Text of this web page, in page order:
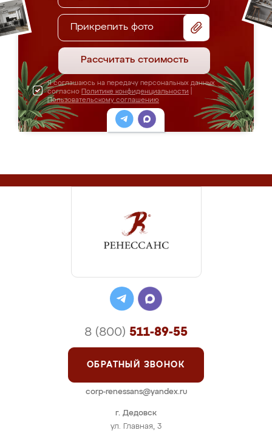
Прикрепить фото
Рассчитать стоимость
Я соглашаюсь на передачу персональных данных
согласно Политике конфиденциальности
Пользовательскому соглашению
г. Дедовск
ул. Главная, 3
8 (800) 511-89-55
ОБРАТНЫЙ ЗВОНОК
corp-renessans@yandex.ru